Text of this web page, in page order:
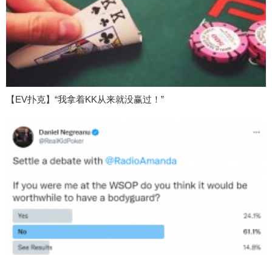
【EV扑克】“我拿着KK从来就没赢过！”